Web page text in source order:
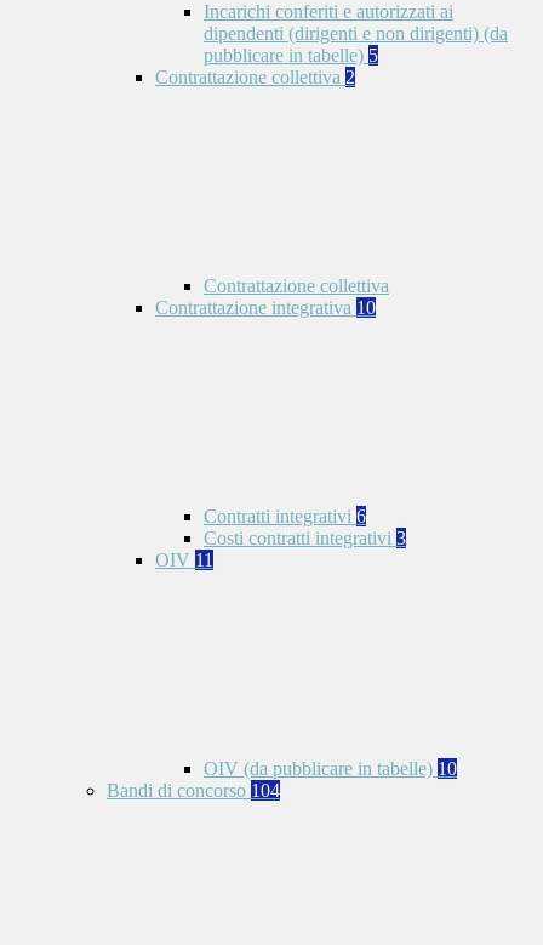
Incarichi conferiti e autorizzati ai
dipendenti (dirigenti e non dirigenti) (da
pubblicare in tabelle) 5
Contrattazione collettiva 2
Contrattazione collettiva
Contrattazione integrativa 10
Contratti integrativi 6
Costi contratti integrativi 3
OIV 11
OIV (da pubblicare in tabelle) 10
Bandi di concorso 104